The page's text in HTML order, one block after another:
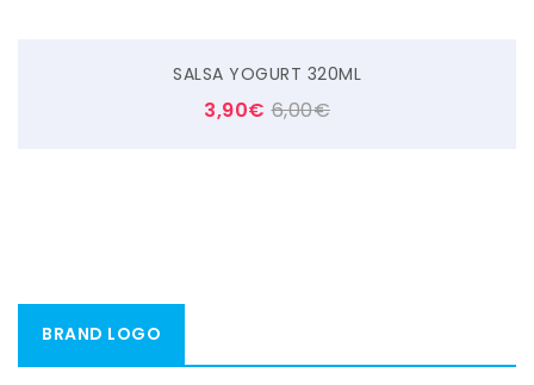
SALSA YOGURT 320ML
3,90€ 6,00€
BRAND LOGO